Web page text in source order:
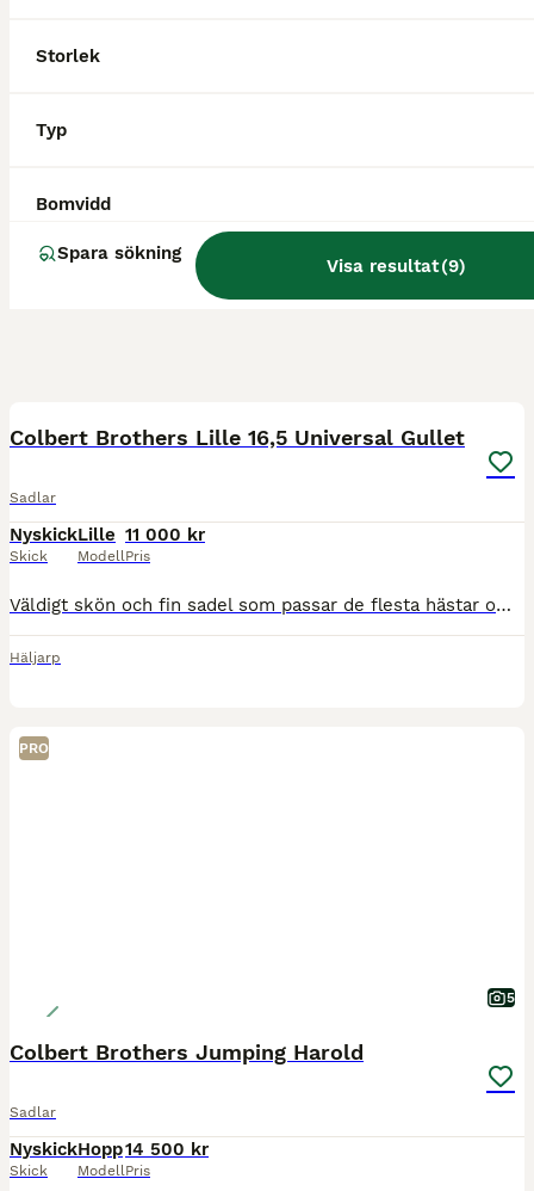
Storlek
Typ
Bomvidd
Spara sökning
Visa resultat(9)
Colbert Brothers Lille 16,5 Universal Gullet
Sadlar
Nyskick
Skick
Lille
Modell
11 000 kr
Pris
Väldigt skön och fin sadel som passar de flesta hästar om man sätter i rätt storlek på universal gullet. En låda med olika storlekar samt överdrag medföljer. Kan skickas inom Sverige Lile lille colbe
Häljarp
PRO
5
Colbert Brothers Jumping Harold
Sadlar
Nyskick
Skick
Hopp
Modell
14 500 kr
Pris